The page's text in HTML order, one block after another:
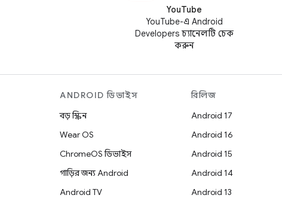
YouTube
YouTube-এ Android
Developers চ্যানেলটি চেক
করুন
ANDROID ডিভাইস
বড় স্ক্রিন
Wear OS
ChromeOS ডিভাইস
গাড়ির জন্য Android
Android TV
রিলিজ
Android 17
Android 16
Android 15
Android 14
Android 13